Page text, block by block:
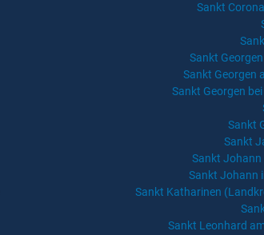
Sankt
Sankt
Sankt Georgen
Sankt Georgen
Sankt
Sankt
Sankt Johann
Sankt Johann
Sankt Katharinen
Sankt Leonhard